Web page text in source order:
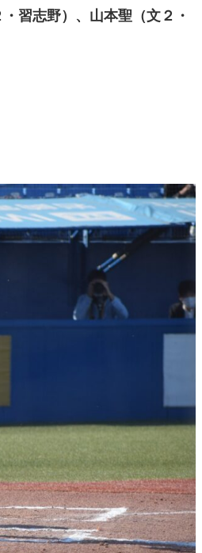
習志野）、山本聖（文２・